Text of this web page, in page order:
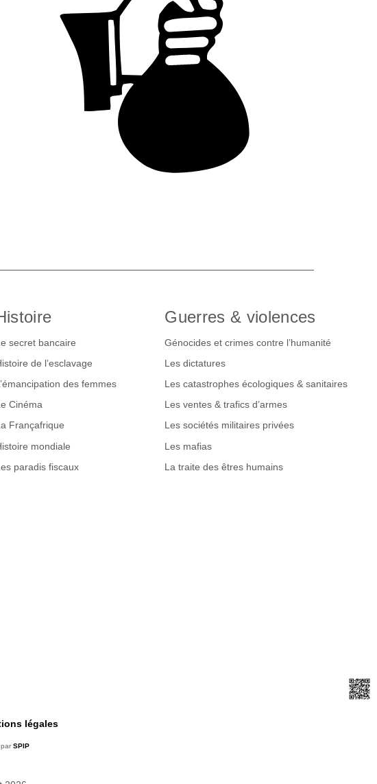
secret bancaire
de l’esclavage
des femmes
Cinéma
Françafrique
mondiale
paradis fiscaux
Guerres & violences
Génocides et crimes contre l’humanité
Les dictatures
Les catastrophes écologiques & sanitaires
Les ventes & trafics d’armes
Les sociétés militaires privées
Les mafias
La traite des êtres humains
légales
SPIP